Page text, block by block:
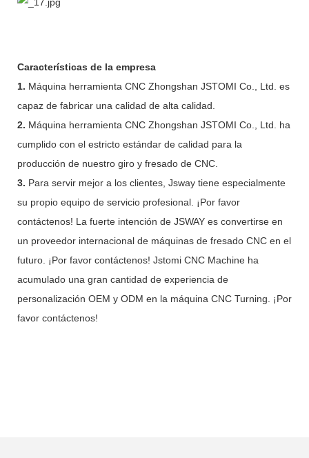
Características de la empresa
1. Máquina herramienta CNC Zhongshan JSTOMI Co., Ltd. es
capaz de fabricar una calidad de alta calidad.
2. Máquina herramienta CNC Zhongshan JSTOMI Co., Ltd. ha
cumplido con el estricto estándar de calidad para la
producción de nuestro giro y fresado de CNC.
3. Para servir mejor a los clientes, Jsway tiene especialmente
su propio equipo de servicio profesional. ¡Por favor
contáctenos! La fuerte intención de JSWAY es convertirse en
un proveedor internacional de máquinas de fresado CNC en el
futuro. ¡Por favor contáctenos! Jstomi CNC Machine ha
acumulado una gran cantidad de experiencia de
personalización OEM y ODM en la máquina CNC Turning. ¡Por
favor contáctenos!